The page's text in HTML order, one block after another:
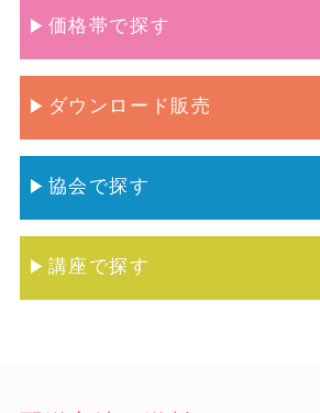
価格帯で探す
ダウンロード販売
協会で探す
講座で探す